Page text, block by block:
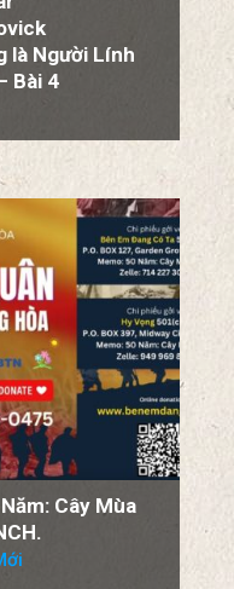
là Người Lính
4